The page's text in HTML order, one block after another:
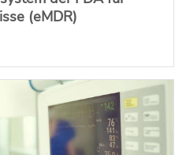
(eMDR)